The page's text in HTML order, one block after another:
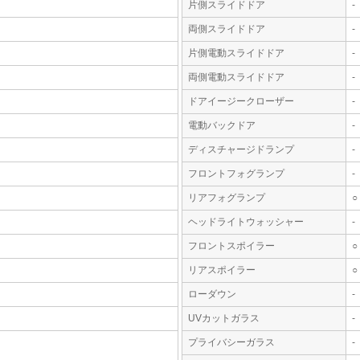
片側スライドドア -
両側スライドドア -
片側電動スライドドア -
両側電動スライドドア -
ドアイージークローザー -
電動バックドア -
ディスチャージドランプ -
フロントフォグランプ -
リアフォグランプ ○
ヘッドライトウォッシャー -
フロントスポイラー ○
リアスポイラー ○
ローダウン -
UVカットガラス -
プライバシーガラス -